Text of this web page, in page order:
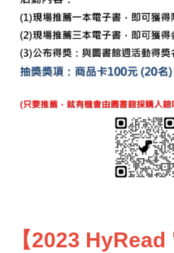
【2023